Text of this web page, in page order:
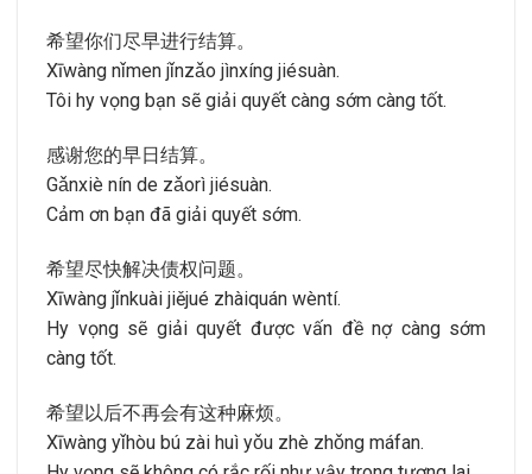
希望你们尽早进行结算。
Xīwàng nǐmen jǐnzǎo jìnxíng jiésuàn.
Tôi hy vọng bạn sẽ giải quyết càng sớm càng tốt.
感谢您的早日结算。
Gǎnxiè nín de zǎorì jiésuàn.
Cảm ơn bạn đã giải quyết sớm.
希望尽快解决债权问题。
Xīwàng jǐnkuài jiějué zhàiquán wèntí.
Hy vọng sẽ giải quyết được vấn đề nợ càng sớm
càng tốt.
希望以后不再会有这种麻烦。
Xīwàng yǐhòu bú zài huì yǒu zhè zhǒng máfan.